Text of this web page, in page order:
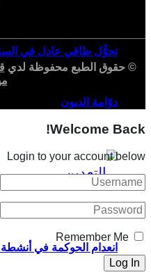
تحوُّل طاقي عادل في
دوّامة الديون
انعدام الحوكمة في
© حقوق الطبع محفوظة لدي
Welcome Back!
Login to your account below
Remember Me